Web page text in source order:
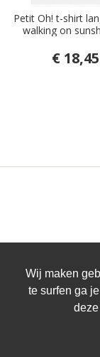
Wij maken
te surfen ga
Petit Oh! t-shirt
walking on
€ 18,45